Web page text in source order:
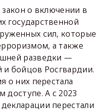
о включении в
государственной
сил, которые
а также
разведки —
и бойцов Росгвардии.
о них перестала
доступе. А с 2023
перестали